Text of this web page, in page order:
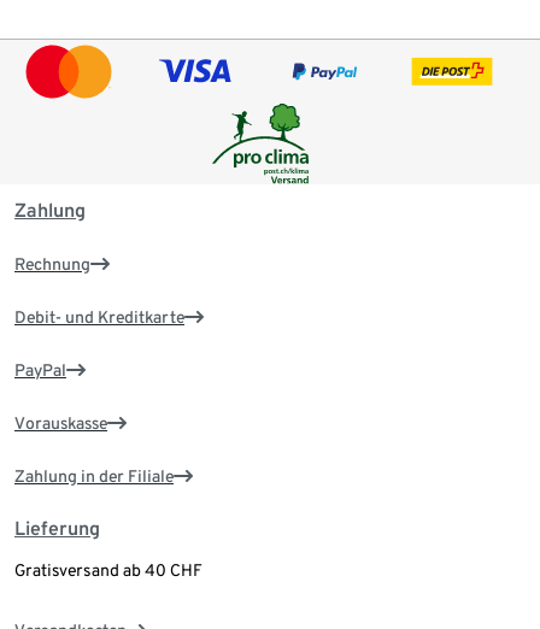
Zahlung
Rechnung
Debit- und Kreditkarte
PayPal
Vorauskasse
Zahlung in der Filiale
Lieferung
Gratisversand ab 40 CHF